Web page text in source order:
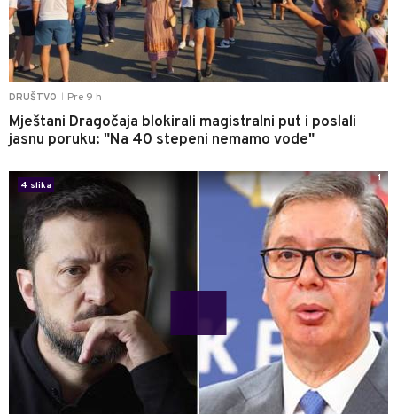
DRUŠTVO Pre 9 h
Mještani Dragočaja blokirali magistralni put i poslali
jasnu poruku: "Na 40 stepeni nemamo vode"
4 slika
1